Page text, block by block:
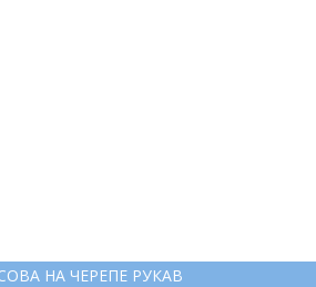
НА ЧЕРЕПЕ РУКАВ